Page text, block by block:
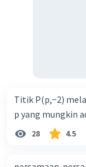
Titik P(p,−2)
p yang mungkin
28 4.5